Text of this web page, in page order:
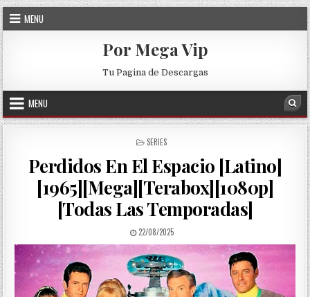
Skip to content
MENU
Por Mega Vip
Tu Pagina de Descargas
MENU
POSTED IN
SERIES
Perdidos En El Espacio [Latino]
[1965][Mega][Terabox][1080p]
[Todas Las Temporadas]
PUBLISHED DATE:
22/08/2025